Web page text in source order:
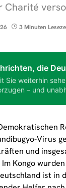
Charité
3 Minuten
die
Sie weiterhin
– und
Virus
und
Kongo
ist in